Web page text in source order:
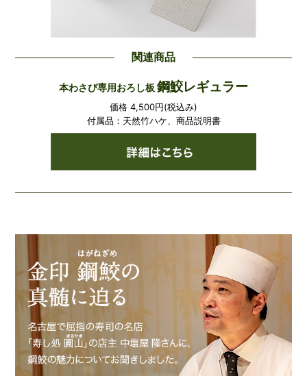
関連商品
本わさび専用おろし板鋼鮫レギュラー
価格 4,500円(税込み)
付属品：天然竹ハケ、商品説明書